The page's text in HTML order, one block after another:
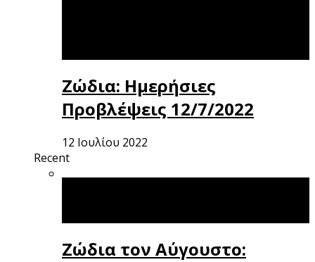
Ζώδια: Ημερήσιες
Προβλέψεις 12/7/2022
12 Ιουλίου 2022
Recent
Ζώδια τον Αύγουστο: